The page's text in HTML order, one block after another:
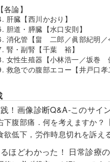
【各論】
肝臓【西川かおり】
胆道・膵臓【水口安則】
消化管【畠 二郎／眞部紀明／
腎・副腎【千葉 裕】
女性生殖器【小林浩一／坂巻
救急での腹部エコー【井戸口孝
！画像診断Q&A-このサイ
下腹部痛．何を考えますか？
欲低下，労作時息切れを訴え
ほどわかった！ 日常診療